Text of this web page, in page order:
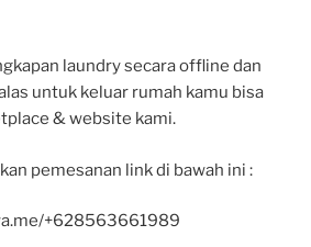
laundry secara offline dan
untuk keluar rumah kamu bisa
& website kami.
pemesanan link di bawah ini :
+628563661989